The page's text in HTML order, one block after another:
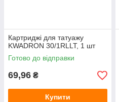
Картриджі для татуажу
KWADRON 30/1RLLT, 1 шт
Готово до відправки
69,96 ₴
Купити